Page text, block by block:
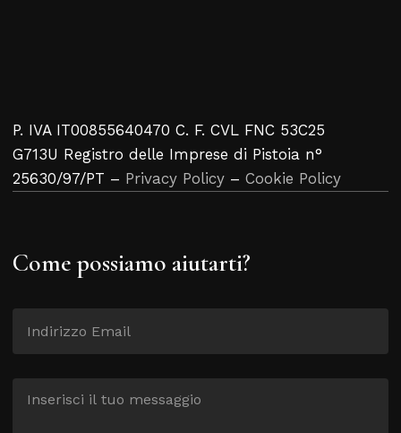
P. IVA IT00855640470 C. F. CVL FNC 53C25
G713U Registro delle Imprese di Pistoia n°
25630/97/PT – Privacy Policy – Cookie Policy
Come possiamo aiutarti?